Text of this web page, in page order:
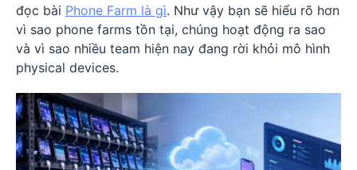
đọc bài Phone Farm là gì. Như vậy bạn sẽ hiểu rõ hơn
vì sao phone farms tồn tại, chúng hoạt động ra sao
và vì sao nhiều team hiện nay đang rời khỏi mô hình
physical devices.